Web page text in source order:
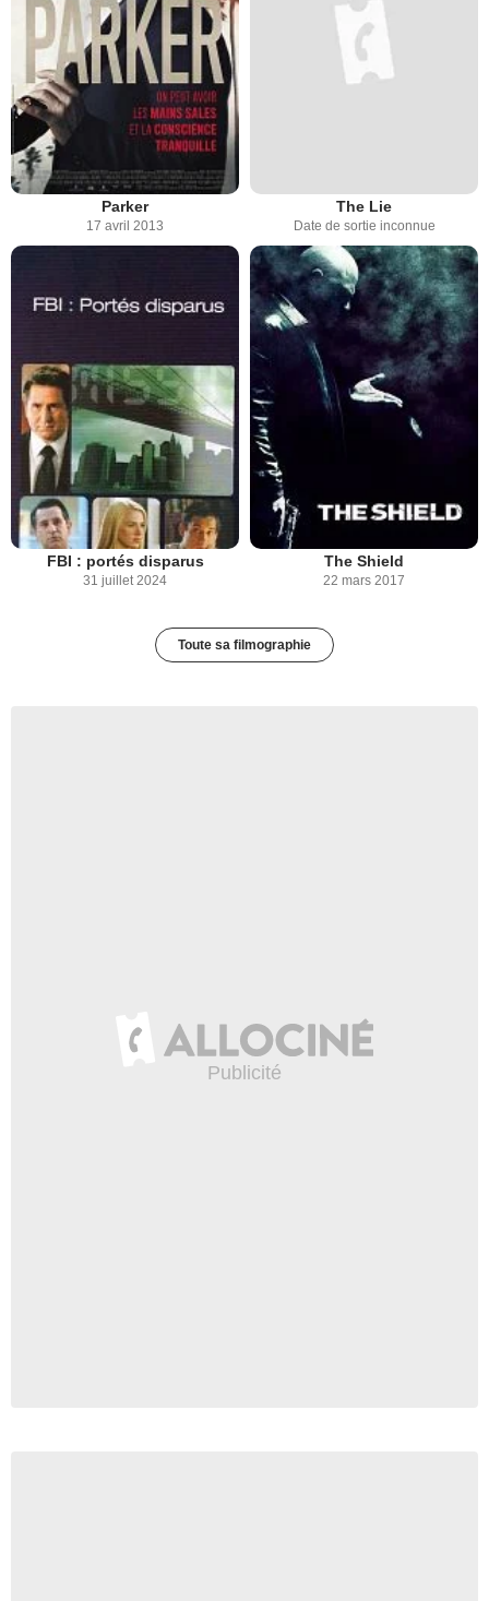
Parker
17 avril 2013
The Lie
Date de sortie inconnue
FBI : portés disparus
31 juillet 2024
The Shield
22 mars 2017
Toute sa filmographie